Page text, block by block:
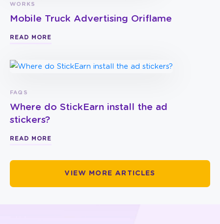
WORKS
Mobile Truck Advertising Oriflame
READ MORE
FAQS
Where do StickEarn install the ad
stickers?
READ MORE
VIEW MORE ARTICLES